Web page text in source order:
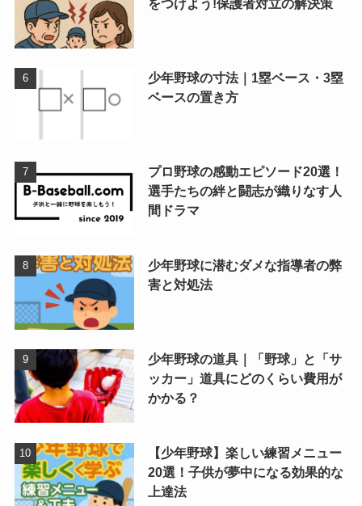
をつけよう!保護者対立の解決策
少年野球の寸法｜1塁ベース・3塁
ベースの置き方
プロ野球の感動エピソード20選！
選手たちの絆と闘志が織りなす人
間ドラマ
少年野球に潜むダメな指導者の弊
害と対処法
少年野球の道具｜「野球」と「サ
ッカー」道具にどのくらい費用が
かかる？
【少年野球】楽しい練習メニュー
20選！子供が夢中になる効果的な
上達法